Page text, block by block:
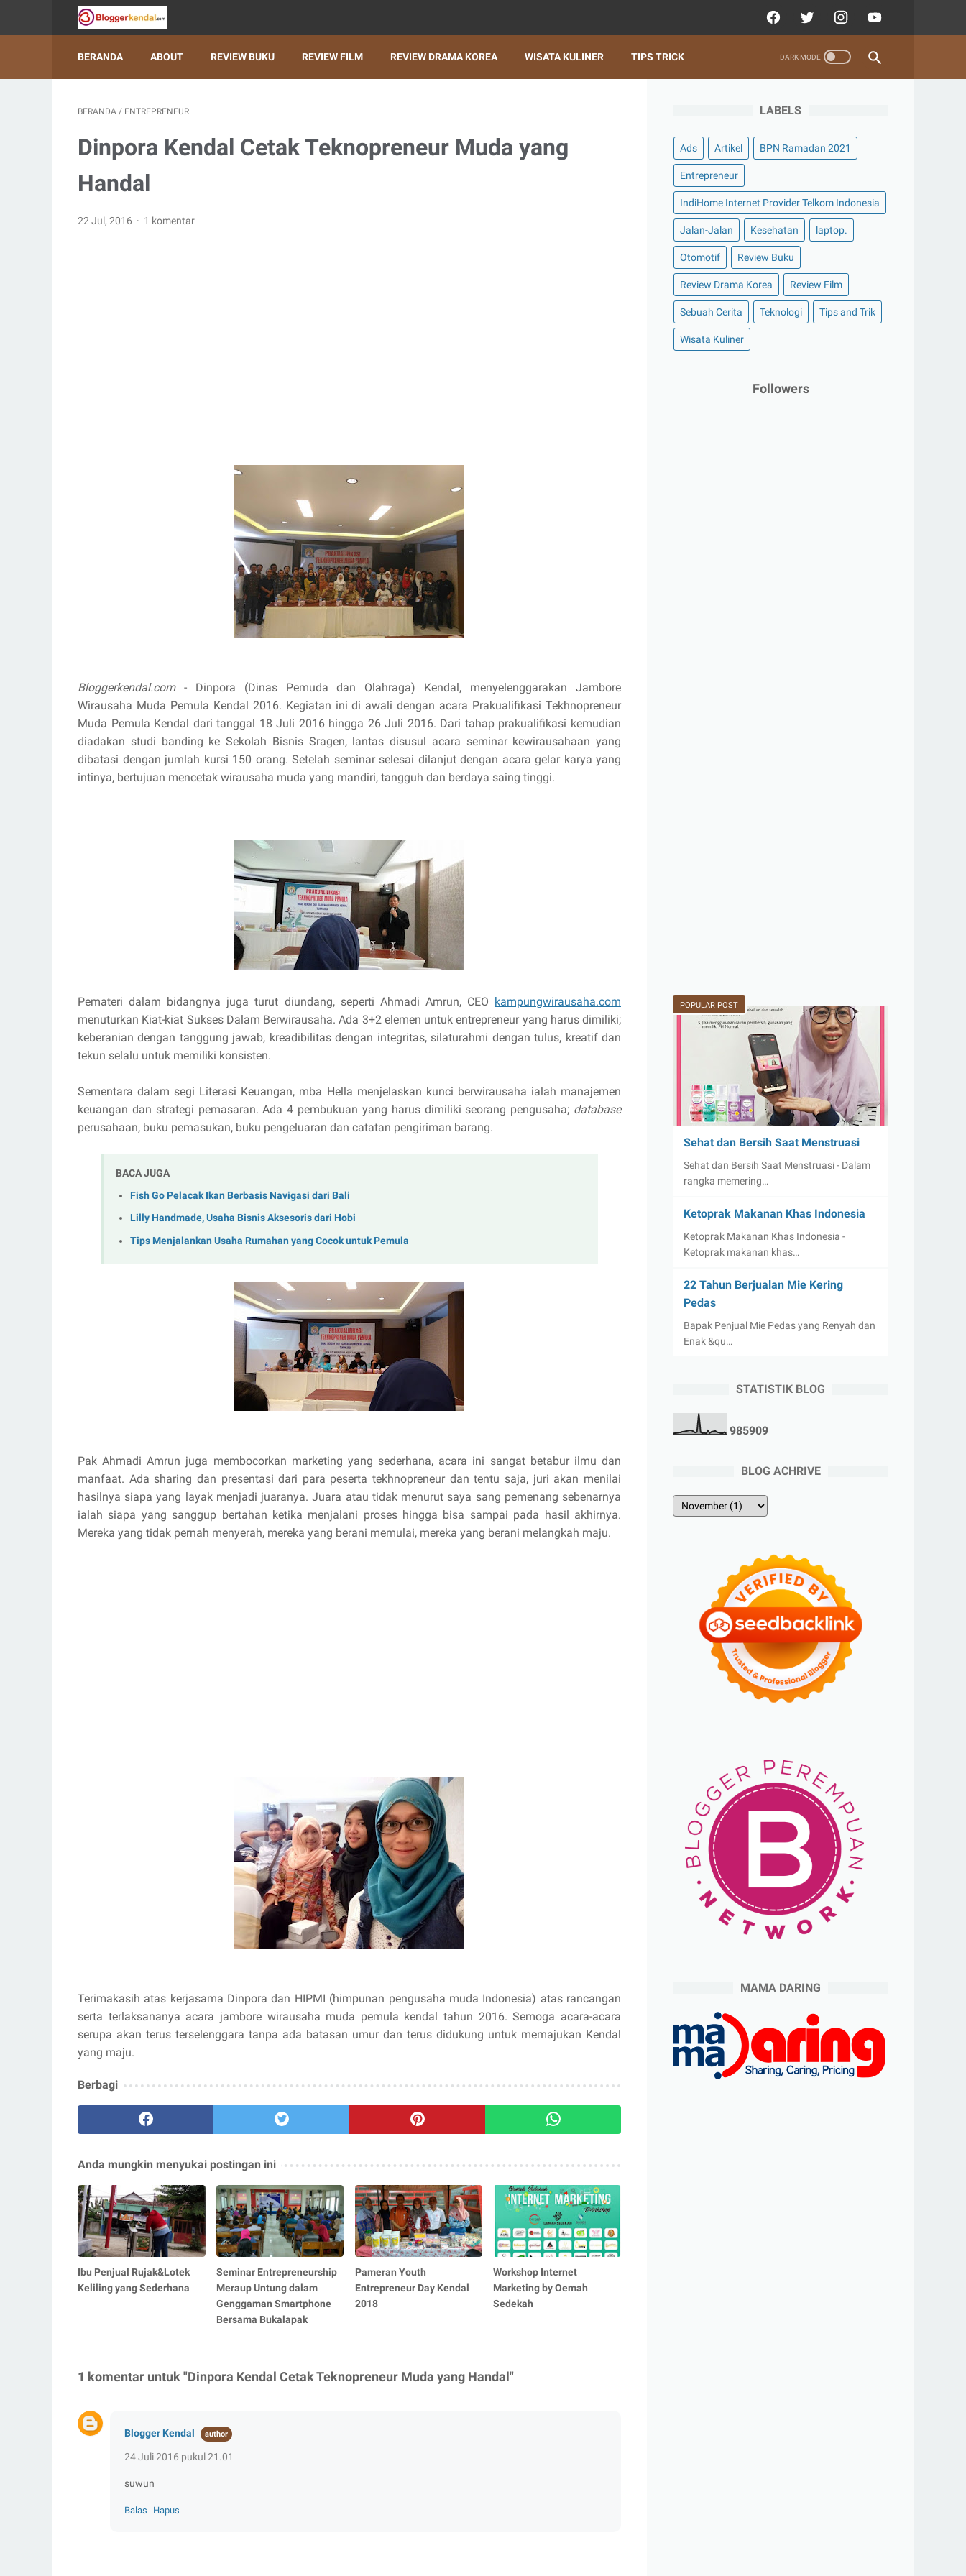
BERANDA ABOUT REVIEW BUKU REVIEW FILM REVIEW DRAMA KOREA WISATA KULINER TIPS TRICK
BERANDA / ENTREPRENEUR
Dinpora Kendal Cetak Teknopreneur Muda yang
Handal
22 Jul, 2016 1 komentar
Bloggerkendal.com- Dinpora (Dinas Pemuda dan Olahraga) Kendal, menyelenggarakan Jambore
Wirausaha Muda Pemula Kendal 2016. Kegiatan ini di awali dengan acara Prakualifikasi Tekhnopreneur
Muda Pemula Kendal dari tanggal 18 Juli 2016 hingga 26 Juli 2016. Dari tahap prakualifikasi kemudian
diadakan studi banding ke Sekolah Bisnis Sragen, lantas disusul acara seminar kewirausahaan yang
dibatasi dengan jumlah kursi 150 orang. Setelah seminar selesai dilanjut dengan acara gelar karya yang
intinya, bertujuan mencetak wirausaha muda yang mandiri, tangguh dan berdaya saing tinggi.
Pemateri dalam bidangnya juga turut diundang, seperti Ahmadi Amrun, CEO kampungwirausaha.com
menuturkan Kiat-kiat Sukses Dalam Berwirausaha. Ada 3+2 elemen untuk entrepreneur yang harus dimiliki;
keberanian dengan tanggung jawab, kreadibilitas dengan integritas, silaturahmi dengan tulus, kreatif dan
tekun selalu untuk memiliki konsisten.
Sementara dalam segi Literasi Keuangan, mba Hella menjelaskan kunci berwirausaha ialah manajemen
keuangan dan strategi pemasaran. Ada 4 pembukuan yang harus dimiliki seorang pengusaha; database
perusahaan, buku pemasukan, buku pengeluaran dan catatan pengiriman barang.
BACA JUGA
Fish Go Pelacak Ikan Berbasis Navigasi dari Bali
Lilly Handmade, Usaha Bisnis Aksesoris dari Hobi
Tips Menjalankan Usaha Rumahan yang Cocok untuk Pemula
Pak Ahmadi Amrun juga membocorkan marketing yang sederhana, acara ini sangat betabur ilmu dan
manfaat. Ada sharing dan presentasi dari para peserta tekhnopreneur dan tentu saja, juri akan menilai
hasilnya siapa yang layak menjadi juaranya. Juara atau tidak menurut saya sang pemenang sebenarnya
ialah siapa yang sanggup bertahan ketika menjalani proses hingga bisa sampai pada hasil akhirnya.
Mereka yang tidak pernah menyerah, mereka yang berani memulai, mereka yang berani melangkah maju.
Terimakasih atas kerjasama Dinpora dan HIPMI (himpunan pengusaha muda Indonesia) atas rancangan
serta terlaksananya acara jambore wirausaha muda pemula kendal tahun 2016. Semoga acara-acara
serupa akan terus terselenggara tanpa ada batasan umur dan terus didukung untuk memajukan Kendal
yang maju.
Berbagi
Anda mungkin menyukai postingan ini
Ibu Penjual Rujak&Lotek
Keliling yang Sederhana
Seminar Entrepreneurship
Meraup Untung dalam
Genggaman Smartphone
Bersama Bukalapak
Pameran Youth
Entrepreneur Day Kendal
2018
Workshop Internet
Marketing by Oemah
Sedekah
1 komentar untuk "Dinpora Kendal Cetak Teknopreneur Muda yang Handal"
Blogger Kendal
24 Juli 2016 pukul 21.01
suwun
Balas Hapus
LABELS
Ads Artikel BPN Ramadan 2021
Entrepreneur
IndiHome Internet Provider Telkom Indonesia
Jalan-Jalan Kesehatan laptop.
Otomotif Review Buku
Review Drama Korea Review Film
Sebuah Cerita Teknologi Tips and Trik
Wisata Kuliner
Followers
POPULAR POST
Sehat dan Bersih Saat Menstruasi
Sehat dan Bersih Saat Menstruasi - Dalam
rangka memering…
Ketoprak Makanan Khas Indonesia
Ketoprak Makanan Khas Indonesia -
Ketoprak makanan khas…
22 Tahun Berjualan Mie Kering
Pedas
Bapak Penjual Mie Pedas yang Renyah dan
Enak &qu…
STATISTIK BLOG
985909
BLOG ACHRIVE
MAMA DARING